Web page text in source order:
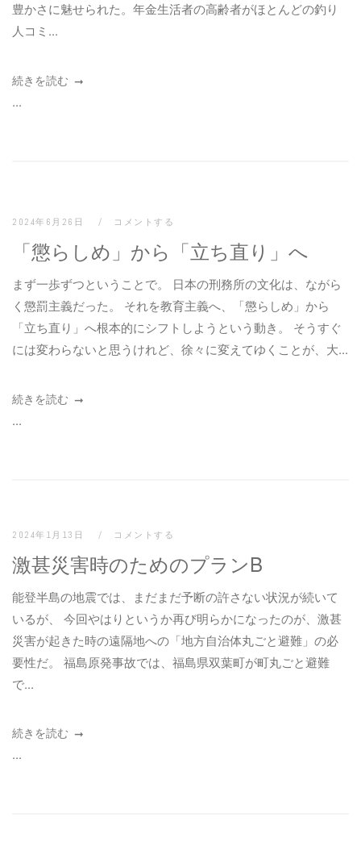
豊かさに魅せられた。年金生活者の高齢者がほとんどの釣り
人コミ...
続きを読む
...
2024年6月26日 コメントする
「懲らしめ」から「立ち直り」へ
まず一歩ずつということで。 日本の刑務所の文化は、ながら
く懲罰主義だった。 それを教育主義へ、「懲らしめ」から
「立ち直り」へ根本的にシフトしようという動き。 そうすぐ
には変わらないと思うけれど、徐々に変えてゆくことが、大...
続きを読む
...
2024年1月13日 コメントする
激甚災害時のためのプランB
能登半島の地震では、まだまだ予断の許さない状況が続いて
いるが、 今回やはりというか再び明らかになったのが、激甚
災害が起きた時の遠隔地への「地方自治体丸ごと避難」の必
要性だ。 福島原発事故では、福島県双葉町が町丸ごと避難
で...
続きを読む
...